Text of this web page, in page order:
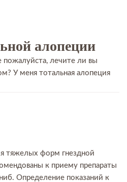
алопеции
лечите ли вы
У меня тотальная алопеция
тяжелых форм гнездной
к приему препараты
Определение показаний к